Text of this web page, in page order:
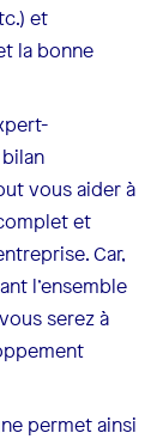
et
la bonne
vous aider à
et
Car,
l’ensemble
serez à
permet ainsi